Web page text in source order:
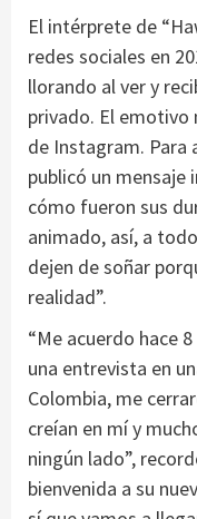
El intérprete de
redes sociales en
llorando al ver y
privado. El emotivo
de Instagram. Para
publicó un mensaje
cómo fueron sus
animado, así, a
dejen de soñar
realidad”.
“Me acuerdo hace
una entrevista en
Colombia, me
creían en mí y
ningún lado”,
bienvenida a su